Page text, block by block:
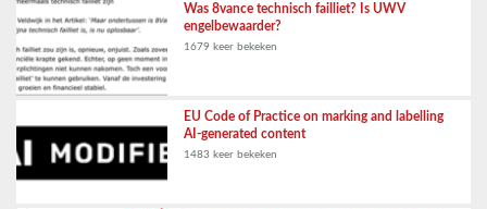
Was 8vance technisch failliet? Is UWV
engelbewaarder?
1679 keer bekeken
EU Code of Practice on marking and labelling
AI-generated content
1483 keer bekeken